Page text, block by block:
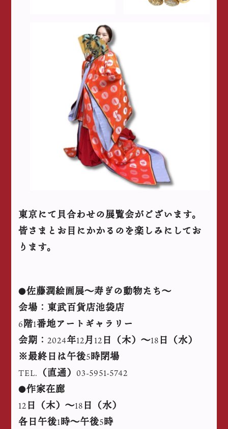
東京にて貝合わせの展覧会がございます。
皆さまとお目にかかるのを楽しみにしてお
ります。
●佐藤潤絵画展～寿ぎの動物たち〜
会場：東武百貨店池袋店
6階1番地アートギャラリー
会期：2024年12月12日（木）～18日（水）
※最終日は午後5時閉場
TEL. （直通） 03-5951-5742
●作家在廊
12日（木）～18日（水）
各日午後1時～午後5時